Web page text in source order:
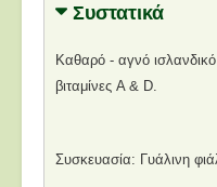
Συστατικά
Καθαρό - αγνό
βιταμίνες A & D.
Συσκευασία: Γυάλινη